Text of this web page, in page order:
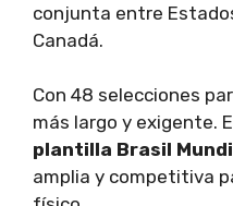
conjunta entre
Canadá.
Con 48 selecciones
más largo y exigente.
plantilla Brasil
amplia y competitiva